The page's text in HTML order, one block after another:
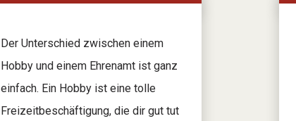
Der Unterschied zwischen einem
Hobby und einem Ehrenamt ist ganz
einfach. Ein Hobby ist eine tolle
Freizeitbeschäftigung, die dir gut tut